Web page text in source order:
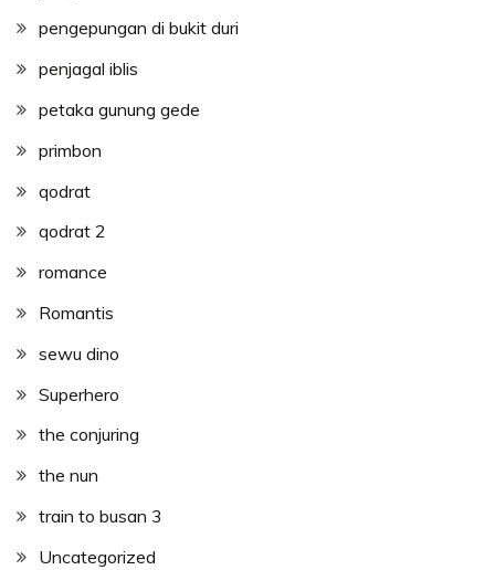
pengepungan di bukit duri
penjagal iblis
petaka gunung gede
primbon
qodrat
qodrat 2
romance
Romantis
sewu dino
Superhero
the conjuring
the nun
train to busan 3
Uncategorized